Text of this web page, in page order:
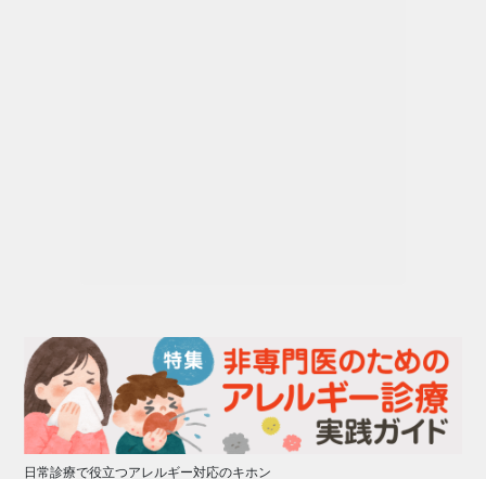
日常診療で役立つアレルギー対応のキホン